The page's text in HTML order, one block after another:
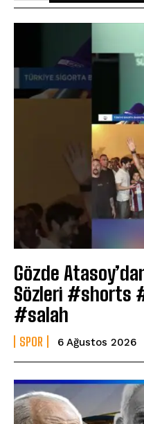
Gözde
Sözleri #shorts
#salah
SPOR 6 Ağustos 2026